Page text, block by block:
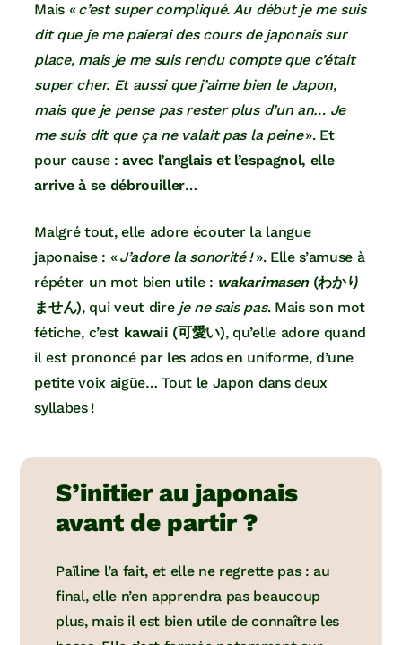
Mais «c’est super compliqué. Au début je me suis
dit que je me paierai des cours de japonais sur
place, mais je me suis rendu compte que c’était
super cher. Et aussi que j’aime bien le Japon,
mais que je pense pas rester plus d’un an… Je
me suis dit que ça ne valait pas la peine». Et
pour cause :avec l’anglais et l’espagnol, elle
arrive à se débrouiller…
Malgré tout, elle adore écouter la langue
japonaise : «J’adore la sonorité !». Elle s’amuse à
répéter un mot bien utile : wakarimasen(わかり
ません), qui veut dire je ne sais pas. Mais son mot
fétiche, c’est kawaii (可愛い), qu’elle adore quand
il est prononcé par les ados en uniforme, d’une
petite voix aigüe… Tout le Japon dans deux
syllabes !
S’initier au japonais
avant de partir ?
Païline l’a fait, et elle ne regrette pas : au
final, elle n’en apprendra pas beaucoup
plus, mais il est bien utile de connaître les